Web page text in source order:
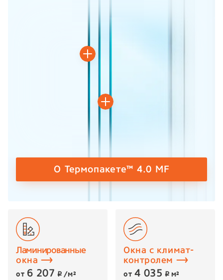
О Термопакете™ 4.0 MF
Ламинированные
окна
от 6 207 p /м²
Окна с климат-
контролем
от 4 035 p м²